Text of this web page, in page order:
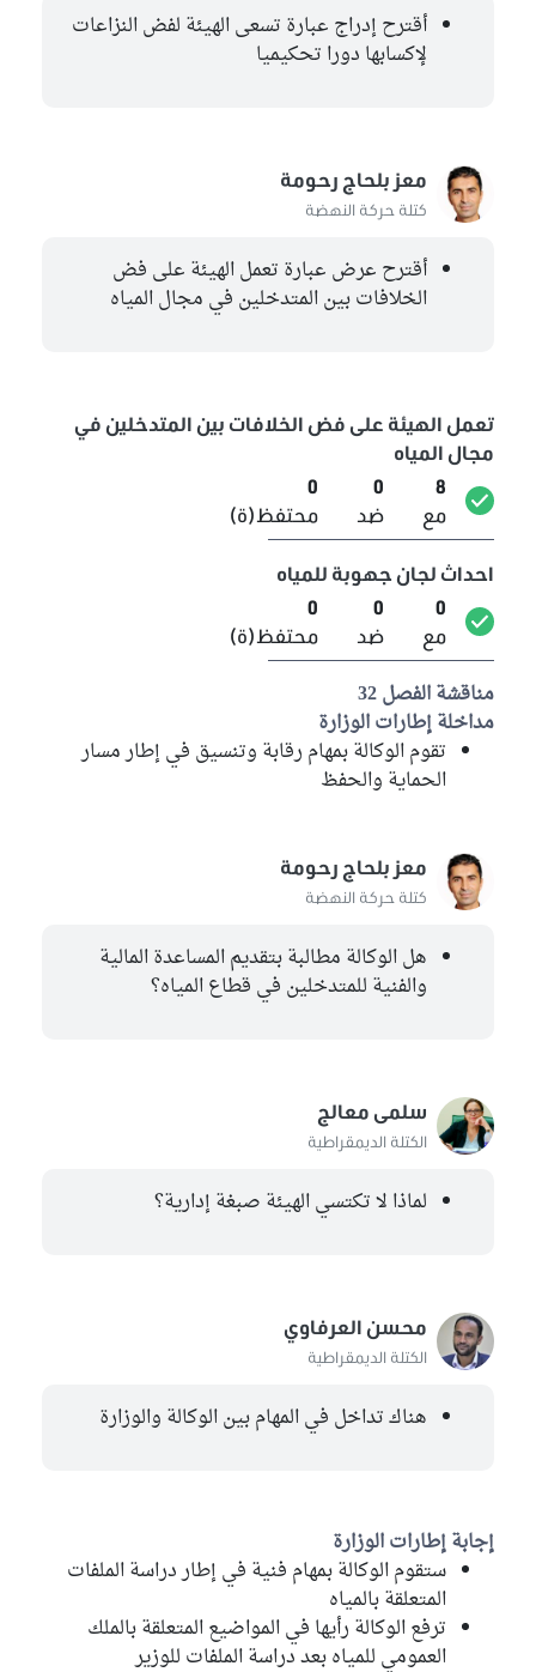
أقترح إدراج عبارة تسعى الهيئة لفض النزاعات
لإكسابها دورا تحكيميا
معز بلحاج رحومة
كتلة حركة النهضة
أقترح عرض عبارة تعمل الهيئة على فض
الخلافات بين المتدخلين في مجال المياه
تعمل الهيئة على فض الخلافات بين المتدخلين في
مجال المياه
8
مع
0
ضد
0
محتفظ(ة)
احداث لجان جهوبة للمياه
0
مع
0
ضد
0
محتفظ(ة)
مناقشة الفصل 32
مداخلة إطارات الوزارة
تقوم الوكالة بمهام رقابة وتنسيق في إطار مسار
الحماية والحفظ
معز بلحاج رحومة
كتلة حركة النهضة
هل الوكالة مطالبة بتقديم المساعدة المالية
والفنية للمتدخلين في قطاع المياه؟
سلمى معالج
الكتلة الديمقراطية
لماذا لا تكتسي الهيئة صبغة إدارية؟
محسن العرفاوي
الكتلة الديمقراطية
هناك تداخل في المهام بين الوكالة والوزارة
إجابة إطارات الوزارة
ستقوم الوكالة بمهام فنية في إطار دراسة الملفات
المتعلقة بالمياه
ترفع الوكالة رأيها في المواضيع المتعلقة بالملك
العمومي للمياه بعد دراسة الملفات للوزير
كتلة حزب قلب تونس
مستقل
غير منتمين إلى اللجنة
هاجر البوهلالي
كتلة حزب قلب تونس